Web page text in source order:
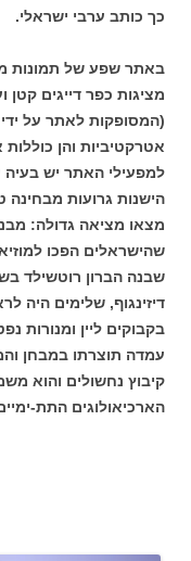
כך כותב ערבי ישראלי.
באתר שפע של תמונות
מציגות כפר דייגים
(המסופקות לאתר על
אטרקטיביות והן כוללות
למפעילי האתר יש
הישנות גרועות מבחינה
מצאו מציאה גדולה:
שהישראלים הפכו
דיזינגוף, שלימים היה
בקבוקים ליין ומנורות
עמדה תוצרתו במבחן
קיבוץ נחשולים והוא
הארכיאולוגים התת-